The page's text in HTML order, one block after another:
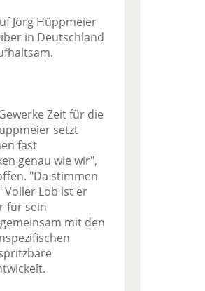
Jörg Hüppmeier
in Deutschland
Zeit für die
setzt
fast
genau wie wir",
"Da stimmen
Voller Lob ist er
für sein
mit den